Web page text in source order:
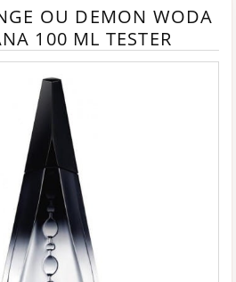
OU DEMON WODA
100 ML TESTER